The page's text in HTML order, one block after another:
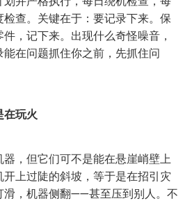
查。关键在于：要记录下来。保
，记下来。出现什么奇怪噪音，
在问题抓住你之前，先抓住问
在玩火
，但它们可不是能在悬崖峭壁上
上过陡的斜坡，等于是在招引灾
滑，机器侧翻——甚至压到别人。不